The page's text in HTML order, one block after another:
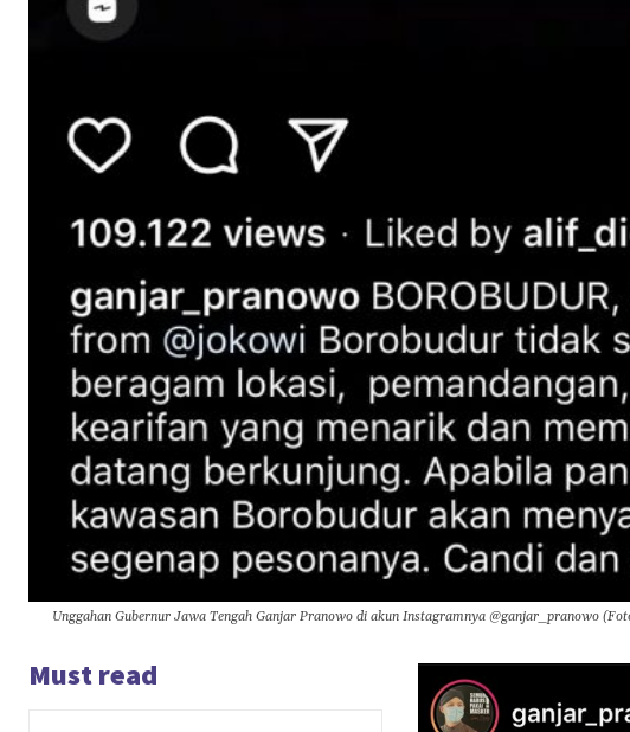
Unggahan Gubernur Jawa Tengah Ganjar Pranowo di akun Instagramnya @ganjar_pranowo
Must read